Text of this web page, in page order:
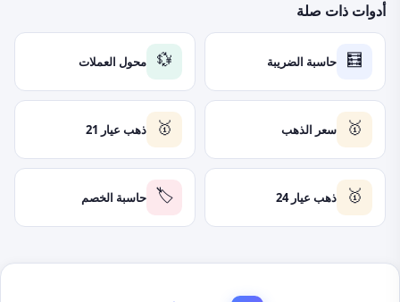
أدوات ذات صلة
🧮 حاسبة الضريبة 💱 محول العملات
🥇 سعر الذهب 🥇 ذهب عيار 21
🥇 ذهب عيار 24 🏷️ حاسبة الخصم